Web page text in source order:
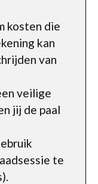
kosten die
kan
van
veilige
jij de paal
te